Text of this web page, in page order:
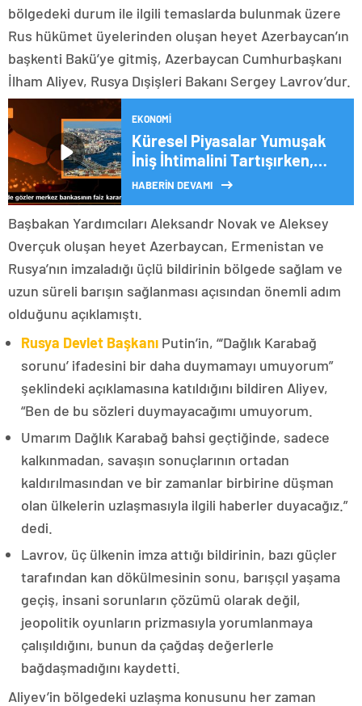
bölgedeki durum ile ilgili temaslarda bulunmak üzere
Rus hükümet üyelerinden oluşan heyet Azerbaycan’ın
başkenti Bakü’ye gitmiş, Azerbaycan Cumhurbaşkanı
İlham Aliyev, Rusya Dışişleri Bakanı Sergey Lavrov’dur.
EKONOMI
Küresel Piyasalar Yumuşak
İniş İhtimalini Tartışırken,
TCMB Para Politikası
HABERİN DEVAMI
Başbakan Yardımcıları Aleksandr Novak ve Aleksey
Overçuk oluşan heyet Azerbaycan, Ermenistan ve
Rusya’nın imzaladığı üçlü bildirinin bölgede sağlam ve
uzun süreli barışın sağlanması açısından önemli adım
olduğunu açıklamıştı.
Rusya Devlet Başkanı Putin’in, “‘Dağlık Karabağ
sorunu’ ifadesini bir daha duymamayı umuyorum”
şeklindeki açıklamasına katıldığını bildiren Aliyev,
“Ben de bu sözleri duymayacağımı umuyorum.
Umarım Dağlık Karabağ bahsi geçtiğinde, sadece
kalkınmadan, savaşın sonuçlarının ortadan
kaldırılmasından ve bir zamanlar birbirine düşman
olan ülkelerin uzlaşmasıyla ilgili haberler duyacağız.”
dedi.
Lavrov, üç ülkenin imza attığı bildirinin, bazı güçler
tarafından kan dökülmesinin sonu, barışçıl yaşama
geçiş, insani sorunların çözümü olarak değil,
jeopolitik oyunların prizmasıyla yorumlanmaya
çalışıldığını, bunun da çağdaş değerlerle
bağdaşmadığını kaydetti.
Aliyev’in bölgedeki uzlaşma konusunu her zaman